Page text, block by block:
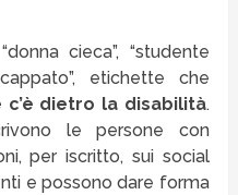
cieca”, “studente
etichette che
dietro la disabilità.
le persone con
per iscritto, sui social
e possono dare forma